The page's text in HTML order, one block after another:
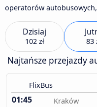
operatorów
Dzisiaj
102 zł 83
Najtańsze przejazdy
FlixBus
01:45 Kraków